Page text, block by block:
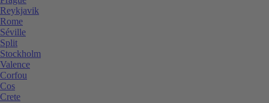
Reykjavik
Rome
Séville
Split
Stockholm
Valence
Corfou
Cos
Crete